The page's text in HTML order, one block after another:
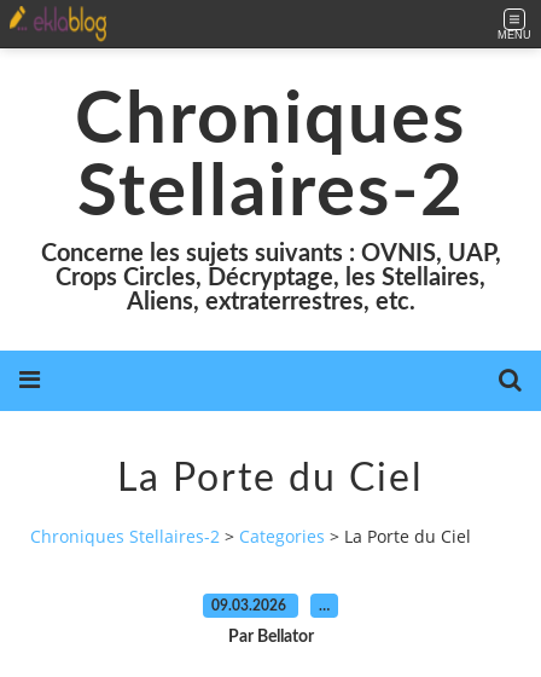
MENU
Chroniques
Stellaires-2
Concerne les sujets suivants : OVNIS, UAP,
Crops Circles, Décryptage, les Stellaires,
Aliens, extraterrestres, etc.
La Porte du Ciel
Chroniques Stellaires-2 > Categories > La Porte du Ciel
09.03.2026 …
Par Bellator